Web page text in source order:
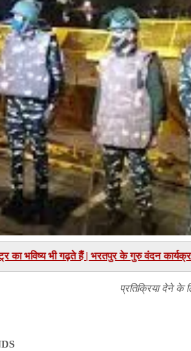
राष्ट्र का भविष्य भी गढ़ते हैं | भरतपुर के गुरु वंदन
प्रतिक्रिया देने